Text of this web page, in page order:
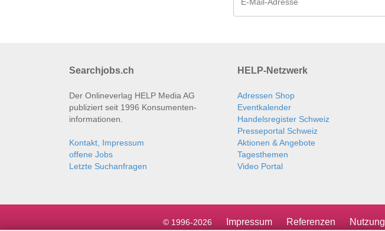
Searchjobs.ch
Der Onlineverlag HELP Media AG
publiziert seit 1996 Konsumenten­
informationen.
Kontakt, Impressum
offene Jobs
Letzte Suchanfragen
HELP-Netzwerk
Adressen Shop
Eventkalender
Handelsregister Schweiz
Presseportal Schweiz
Aktionen & Angebote
Tagesthemen
Video Portal
© 1996-2026 Impressum Referenzen